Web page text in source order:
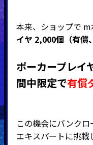
本来、ショップで
イヤ 2,000個（有償
ポーカープレイ
間中限定で有償
この機会にバンク
エキスパートに挑戦